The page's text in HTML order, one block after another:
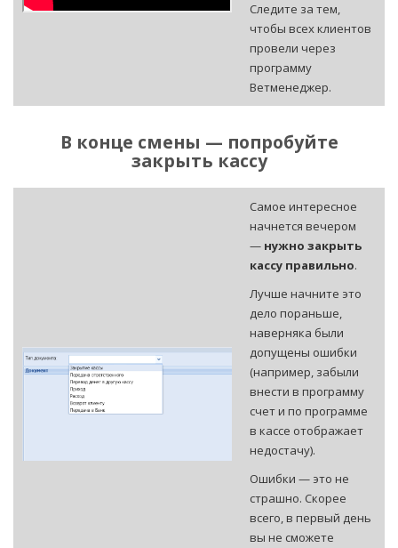
Следите за тем,
чтобы всех клиентов
провели через
программу
Ветменеджер.
В конце смены — попробуйте
закрыть кассу
Самое интересное
начнется вечером
— нужно закрыть
кассу правильно.
Лучше начните это
дело пораньше,
наверняка были
допущены ошибки
(например, забыли
внести в программу
счет и по программе
в кассе отображает
недостачу).
Ошибки — это не
страшно. Скорее
всего, в первый день
вы не сможете